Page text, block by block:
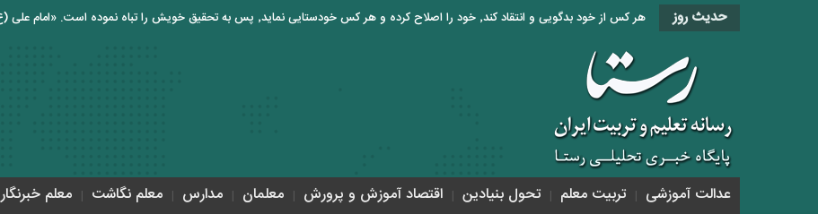
حدیث روز هر کس از خود بدگویی و انتقاد کند٬ خود را اصلاح کرده و هر کس خودستایی نماید٬ پس به تحقیق خویش را تباه نموده است. «امام علی (ع)»
عدالت آموزشی تربیت معلم تحول بنیادین اقتصاد آموزش و پرورش معلمان مدارس معلم نگاشت
معلم خبرنگار